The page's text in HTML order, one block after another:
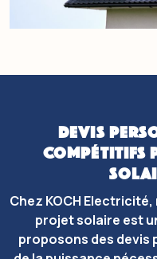
DEVIS
COMPÉTITIFS
Chez KOCH
projet solaire est
proposons des devis